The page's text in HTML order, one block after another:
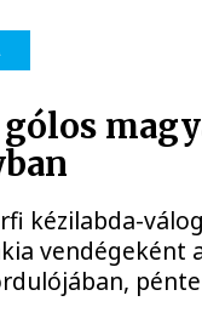
kézilabda-
vendégeként